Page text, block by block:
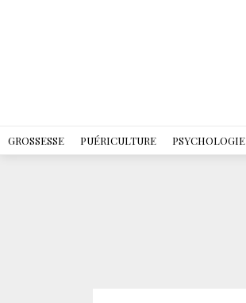
GROSSESSE PUÉRICULTURE PSYCHOLOGIE